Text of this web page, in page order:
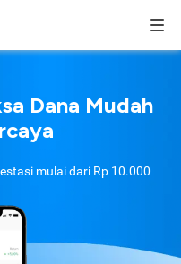
Dana Mudah
mulai dari Rp 10.000